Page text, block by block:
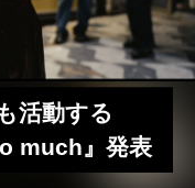
活動する
much』発表